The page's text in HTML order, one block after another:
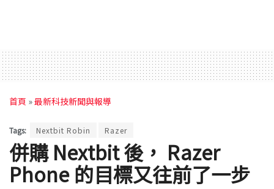
首頁 »最新科技新聞與報導
Tags: Nextbit Robin Razer
併購 Nextbit 後， Razer
Phone 的目標又往前了一步